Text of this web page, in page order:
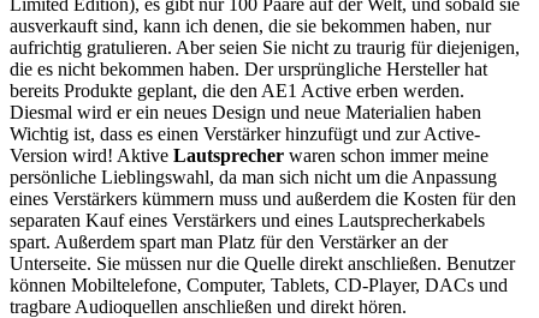
ausverkauft sind, kann ich denen, die sie bekommen haben, nur
aufrichtig gratulieren. Aber seien Sie nicht zu traurig für diejenigen,
die es nicht bekommen haben. Der ursprüngliche Hersteller hat
bereits Produkte geplant, die den AE1 Active erben werden.
Diesmal wird er ein neues Design und neue Materialien haben
Wichtig ist, dass es einen Verstärker hinzufügt und zur Active-
Version wird! Aktive Lautsprecher waren schon immer meine
persönliche Lieblingswahl, da man sich nicht um die Anpassung
eines Verstärkers kümmern muss und außerdem die Kosten für den
separaten Kauf eines Verstärkers und eines Lautsprecherkabels
spart. Außerdem spart man Platz für den Verstärker an der
Unterseite. Sie müssen nur die Quelle direkt anschließen. Benutzer
können Mobiltelefone, Computer, Tablets, CD-Player, DACs und
tragbare Audioquellen anschließen und direkt hören.